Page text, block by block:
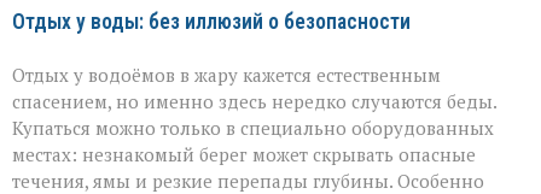
Отдых у воды: без иллюзий о безопасности
Отдых у водоёмов в жару кажется естественным
спасением, но именно здесь нередко случаются беды.
Купаться можно только в специально оборудованных
местах: незнакомый берег может скрывать опасные
течения, ямы и резкие перепады глубины. Особенно